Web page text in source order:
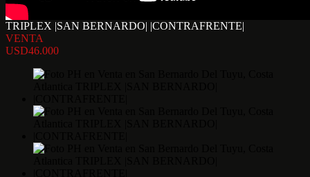
TRIPLEX |SAN BERNARDO| |CONTRAFRENTE|
VENTA
USD46.000